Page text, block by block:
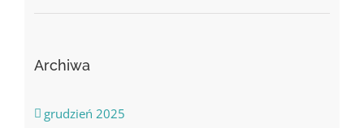
Archiwa
grudzień 2025